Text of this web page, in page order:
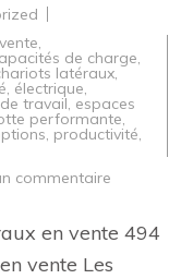
,
de charge,
latéraux,
, électrique,
travail, espaces
performante,
, productivité,
commentaire
chariots
en
en vente 494
vente Les